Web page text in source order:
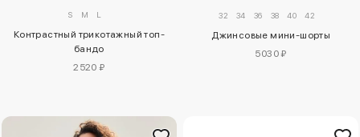
S M L
Контрастный трикотажный топ-
бандо
2520 ₽
32 34 36 38 40 42
Джинсовые мини-шорты
5030 ₽